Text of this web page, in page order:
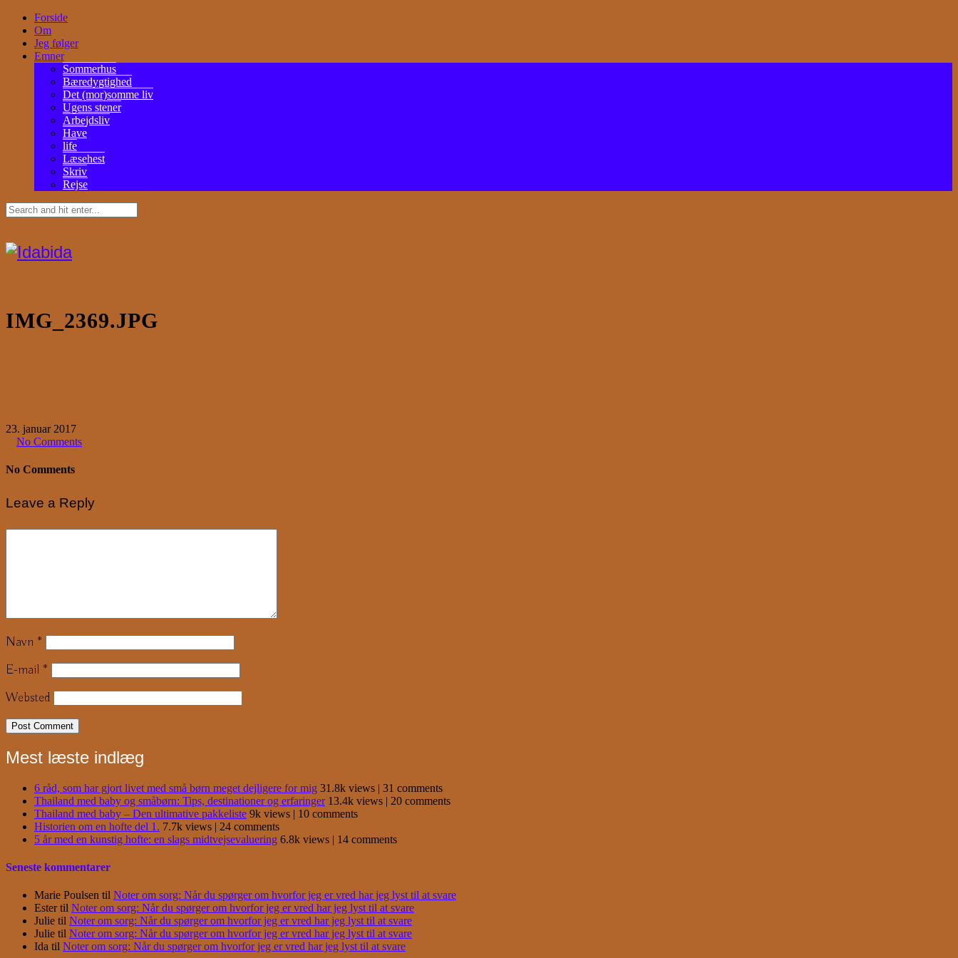
Forside
Om
Jeg følger
Emner
Sommerhus
Bæredygtighed
Det (mor)somme liv
Ugens stener
Arbejdsliv
Have
life
Læsehest
Skriv
Rejse
IMG_2369.JPG
23. januar 2017
No Comments
No Comments
Leave a Reply
Navn *
E-mail *
Websted
Mest læste indlæg
6 råd, som har gjort livet med små børn meget dejligere for mig 31.8k views | 31 comments
Thailand med baby og småbørn: Tips, destinationer og erfaringer 13.4k views | 20 comments
Thailand med baby – Den ultimative pakkeliste 9k views | 10 comments
Historien om en hofte del 1. 7.7k views | 24 comments
5 år med en kunstig hofte: en slags midtvejsevaluering 6.8k views | 14 comments
Seneste kommentarer
Marie Poulsen til Noter om sorg: Når du spørger om hvorfor jeg er vred har jeg lyst til at svare
Estertil Noter om sorg: Når du spørger om hvorfor jeg er vred har jeg lyst til at svare
Julie til Noter om sorg: Når du spørger om hvorfor jeg er vred har jeg lyst til at svare
Julie til Noter om sorg: Når du spørger om hvorfor jeg er vred har jeg lyst til at svare
Ida til Noter om sorg: Når du spørger om hvorfor jeg er vred har jeg lyst til at svare